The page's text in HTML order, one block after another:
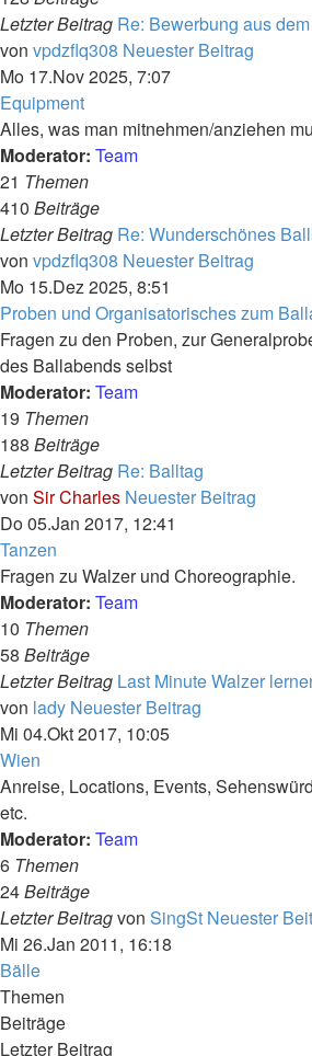
Letzter Beitrag Re: Bewerbung aus
von vpdzflq308 Neuester Beitrag
Mo 17.Nov 2025, 7:07
Equipment
Alles, was man mitnehmen/anziehen
Moderator: Team
21 Themen
410 Beiträge
Letzter Beitrag Re: Wunderschönes
von vpdzflq308 Neuester Beitrag
Mo 15.Dez 2025, 8:51
Proben und Organisatorisches zum
Fragen zu den Proben, zur
des Ballabends selbst
Moderator: Team
19 Themen
188 Beiträge
Letzter Beitrag Re: Balltag
von Sir Charles Neuester Beitrag
Do 05.Jan 2017, 12:41
Tanzen
Fragen zu Walzer und Choreographie.
Moderator: Team
10 Themen
58 Beiträge
Letzter Beitrag Last Minute Walzer
von lady Neuester Beitrag
Mi 04.Okt 2017, 10:05
Wien
Anreise, Locations, Events,
etc.
Moderator: Team
6 Themen
24Beiträge
Letzter Beitragvon SingSt Neuester
Mi 26.Jan 2011, 16:18
Bälle
Themen
Beiträge
Letzter Beitrag